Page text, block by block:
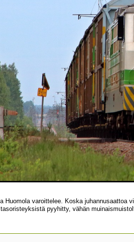
Huomola varoittelee. Koska juhannusaattoa
pyyhitty, vähän